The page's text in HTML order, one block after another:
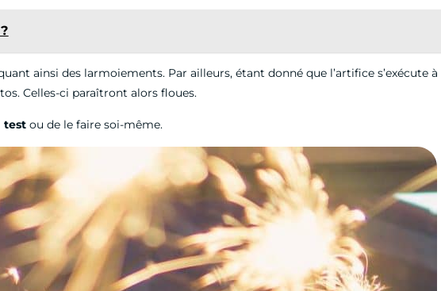
ainsi des larmoiements. Par ailleurs, étant donné que l’artifice s’exécute
Celles-ci paraîtront alors floues.
testou de le faire soi-même.